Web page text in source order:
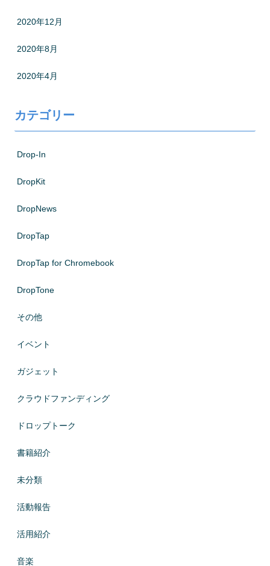
2020年12月
2020年8月
2020年4月
カテゴリー
Drop-In
DropKit
DropNews
DropTap
DropTap for Chromebook
DropTone
その他
イベント
ガジェット
クラウドファンディング
ドロップトーク
書籍紹介
未分類
活動報告
活用紹介
音楽